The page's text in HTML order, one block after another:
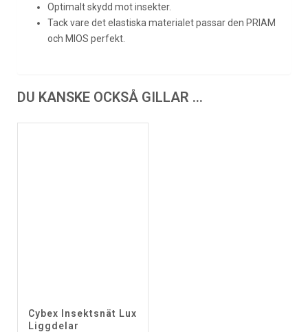
Optimalt skydd mot insekter.
Tack vare det elastiska materialet passar den PRIAM
och MIOS perfekt.
DU KANSKE OCKSÅ GILLAR …
Cybex Insektsnät Lux
Liggdelar